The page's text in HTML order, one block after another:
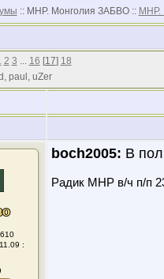
:: МНР. Монголия ЗАБВО :: МНР.
2 3 ... 16 [17] 18
paul, uZer
:
boch2005: В
Радик МНР в/ч п/п